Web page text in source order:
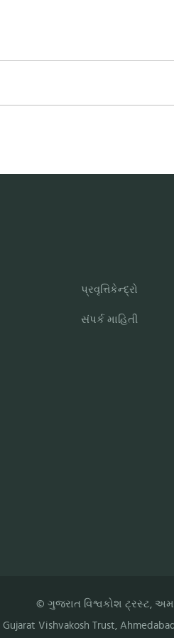
પ્રવૃત્તિકેન્દ્રો
સંપર્ક માહિતી
© ગુજરાત વિશ્વકોશ ટ્રસ્ટ,
Gujarat Vishvakosh Trust,